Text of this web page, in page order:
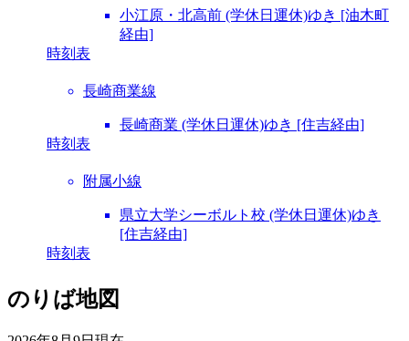
小江原・北高前 (学休日運休)ゆき [油木町
経由]
時刻表
長崎商業線
長崎商業 (学休日運休)ゆき [住吉経由]
時刻表
附属小線
県立大学シーボルト校 (学休日運休)ゆき
[住吉経由]
時刻表
のりば地図